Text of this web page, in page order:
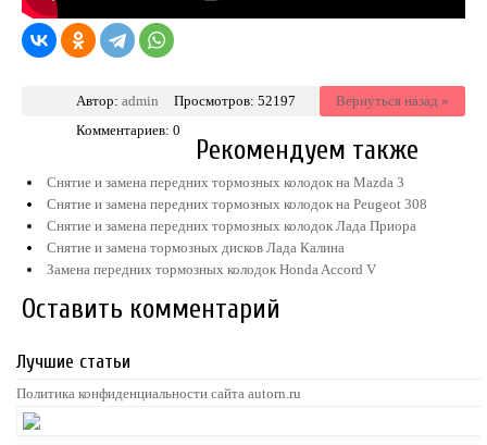
Вернуться назад »
Автор: admin
Просмотров: 52197
Комментариев: 0
Рекомендуем также
Снятие и замена передних тормозных колодок на Mazda 3
Снятие и замена передних тормозных колодок на Peugeot 308
Снятие и замена передних тормозных колодок Лада Приора
Снятие и замена тормозных дисков Лада Калина
Замена передних тормозных колодок Honda Accord V
Оставить комментарий
Лучшие статьи
Политика конфиденциальности сайта autorn.ru